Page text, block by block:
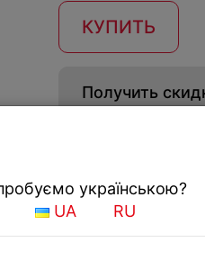
українською?
UA
RU
КУПИТЬ
Получить
Quadro 58 R10